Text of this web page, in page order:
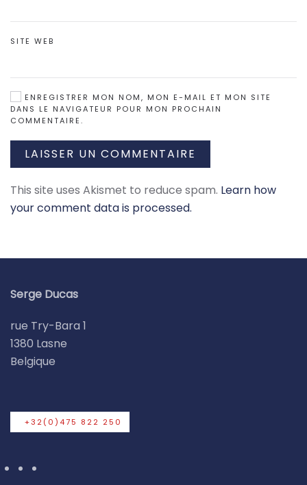
SITE WEB
ENREGISTRER MON NOM, MON E-MAIL ET MON SITE
DANS LE NAVIGATEUR POUR MON PROCHAIN
COMMENTAIRE.
LAISSER UN COMMENTAIRE
This site uses Akismet to reduce spam. Learn how
your comment data is processed.
Serge Ducas
rue Try-Bara 1
1380 Lasne
Belgique
+32(0)475 822 250